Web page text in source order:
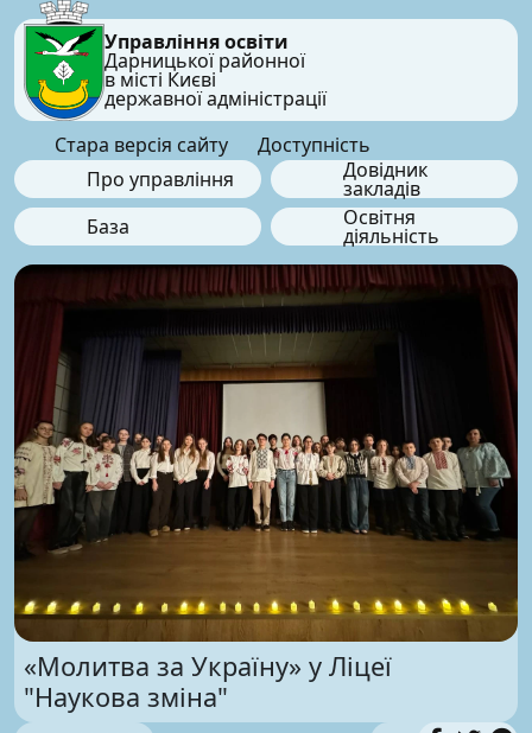
Управління освіти
Дарницької районної
в місті Києві
державної адміністрації
Стара версія сайту
Доступність
Про управління
Довідник
закладів
База
Освітня
діяльність
«Молитва за Україну» у Ліцеї
"Наукова зміна"